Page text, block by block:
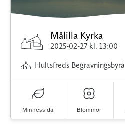
Målilla Kyrka
2025-02-27 kl. 13:00
Hultsfreds Begravningsbyrå
Minnessida Blommor